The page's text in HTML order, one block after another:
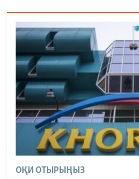
ОҚИ ОТЫРЫҢЫЗ